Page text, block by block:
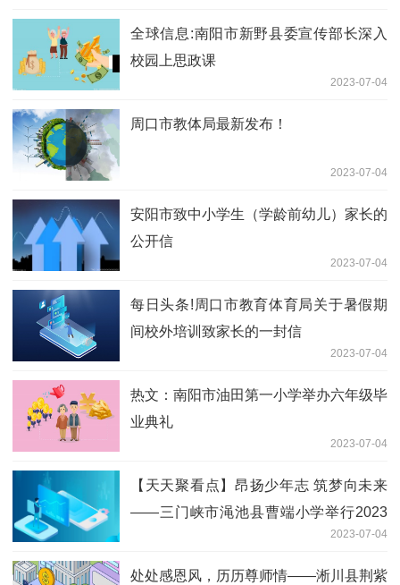
全球信息:南阳市新野县委宣传部长深入
校园上思政课
2023-07-04
周口市教体局最新发布！
2023-07-04
安阳市致中小学生（学龄前幼儿）家长的
公开信
2023-07-04
每日头条!周口市教育体育局关于暑假期
间校外培训致家长的一封信
2023-07-04
热文：南阳市油田第一小学举办六年级毕
业典礼
2023-07-04
【天天聚看点】昂扬少年志 筑梦向未来
——三门峡市渑池县曹端小学举行2023
2023-07-04
处处感恩风，历历尊师情——淅川县荆紫